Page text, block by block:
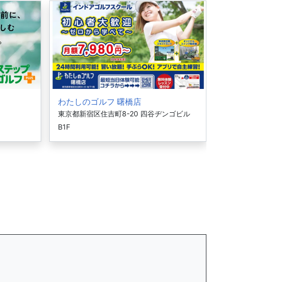
わたしのゴルフ 曙橋店
東京都新宿区住吉町8-20 四谷ヂンゴビル
B1F